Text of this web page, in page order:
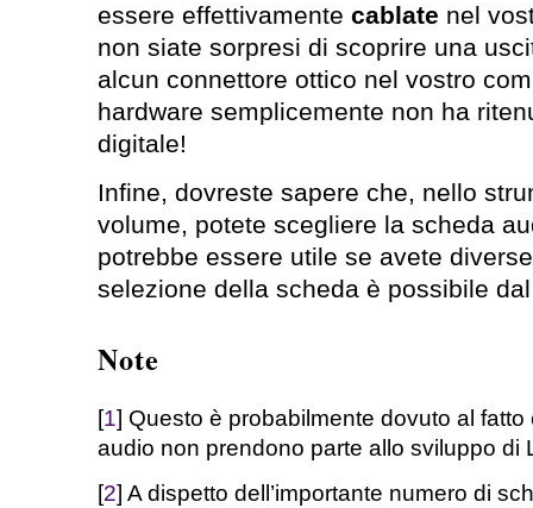
essere effettivamente cablate nel
non siate sorpresi di scoprire una
alcun connettore ottico nel vostro
hardware semplicemente non ha
digitale!
Infine, dovreste sapere che, nello
volume, potete scegliere la scheda
potrebbe essere utile se avete
selezione della scheda è possibile
Note
[1] Questo è probabilmente dovuto al
audio non prendono parte allo sviluppo di
[2] A dispetto dell’importante numero di